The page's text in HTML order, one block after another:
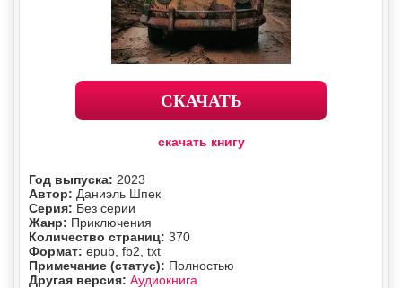
СКАЧАТЬ
скачать книгу
Год выпуска: 2023
Автор: Даниэль Шпек
Серия: Без серии
Жанр: Приключения
Количество страниц: 370
Формат: epub, fb2, txt
Примечание (статус): Полностью
Другая версия: Аудиокнига